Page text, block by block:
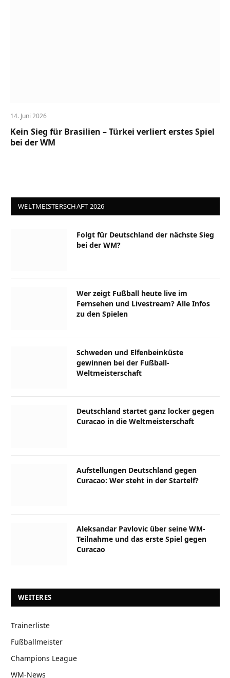
14. Juni 2026
Kein Sieg für Brasilien – Türkei verliert erstes Spiel
bei der WM
WELTMEISTERSCHAFT 2026
Folgt für Deutschland der nächste Sieg
bei der WM?
Wer zeigt Fußball heute live im
Fernsehen und Livestream? Alle Infos
zu den Spielen
Schweden und Elfenbeinküste
gewinnen bei der Fußball-
Weltmeisterschaft
Deutschland startet ganz locker gegen
Curacao in die Weltmeisterschaft
Aufstellungen Deutschland gegen
Curacao: Wer steht in der Startelf?
Aleksandar Pavlovic über seine WM-
Teilnahme und das erste Spiel gegen
Curacao
WEITERES
Trainerliste
Fußballmeister
Champions League
WM-News